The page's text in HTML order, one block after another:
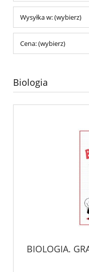
Wysyłka w: (wybierz)
Cena: (wybierz)
Biologia
BIOLOGIA.